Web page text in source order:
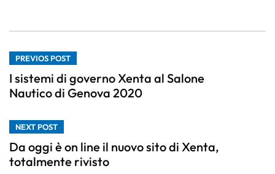
PREVIOS POST
I sistemi di governo Xenta al Salone
Nautico di Genova 2020
NEXT POST
Da oggi è on line il nuovo sito di Xenta,
totalmente rivisto